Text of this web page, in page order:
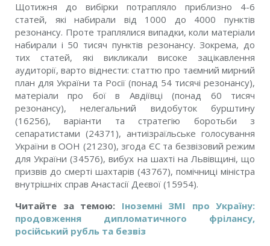
Щотижня до вибірки потрапляло приблизно 4-6
статей, які набирали від 1000 до 4000 пунктів
резонансу. Проте траплялися випадки, коли матеріали
набирали і 50 тисяч пунктів резонансу. Зокрема, до
тих статей, які викликали високе зацікавлення
аудиторії, варто віднести: статтю про таємний мирний
план для України та Росії (понад 54 тисячі резонансу),
матеріали про бої в Авдіївці (понад 60 тисяч
резонансу), нелегальний видобуток бурштину
(16256), варіанти та стратегію боротьби з
сепаратистами (24371), антиізраїльське голосування
України в ООН (21230), згода ЄС та безвізовий режим
для України (34576), вибух на шахті на Львівщині, що
призвів до смерті шахтарів (43767), помічниці міністра
внутрішніх справ Анастасії Деєвої (15954).
Читайте за темою: Іноземні ЗМІ про Україну:
продовження дипломатичного фрілансу,
російський рубль та безвіз